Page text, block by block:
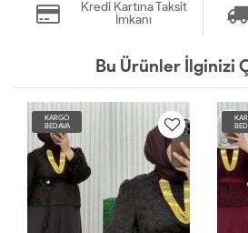
Kredi Kartına Taksit
İmkanı
Bu Ürünler İlginizi
KARGO
BEDAVA